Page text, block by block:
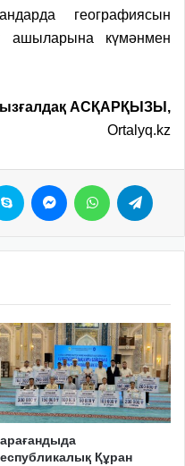
географиясын
ашыларына күмәнмен
АСҚАРҚЫЗЫ,
Ortalyq.kz
Құран